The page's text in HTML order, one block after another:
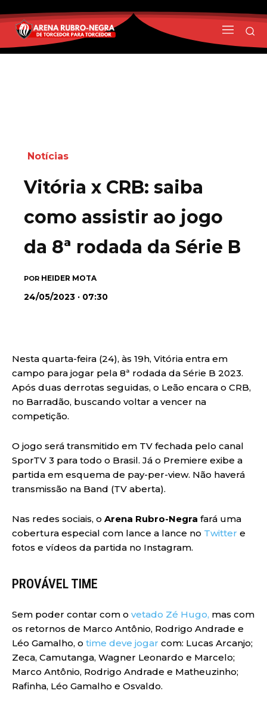
Notícias
Vitória x CRB: saiba
como assistir ao jogo
da 8ª rodada da Série B
POR HEIDER MOTA
24/05/2023 · 07:30
Nesta quarta-feira (24), às 19h, Vitória entra em
campo para jogar pela 8ª rodada da Série B 2023.
Após duas derrotas seguidas, o Leão encara o CRB,
no Barradão, buscando voltar a vencer na
competição.
O jogo será transmitido em TV fechada pelo canal
SporTV 3 para todo o Brasil. Já o Premiere exibe a
partida em esquema de pay-per-view. Não haverá
transmissão na Band (TV aberta).
Nas redes sociais, o Arena Rubro-Negra fará uma
cobertura especial com lance a lance no Twitter e
fotos e vídeos da partida no Instagram.
PROVÁVEL TIME
Sem poder contar com o vetado Zé Hugo, mas com
os retornos de Marco Antônio, Rodrigo Andrade e
Léo Gamalho, o time deve jogar com: Lucas Arcanjo;
Zeca, Camutanga, Wagner Leonardo e Marcelo;
Marco Antônio, Rodrigo Andrade e Matheuzinho;
Rafinha, Léo Gamalho e Osvaldo.